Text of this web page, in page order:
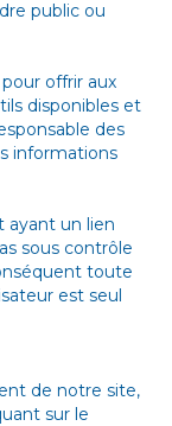
public ou
offrir aux
disponibles et
des
informations
ayant un lien
sous contrôle
toute
est seul
de notre site,
sur le